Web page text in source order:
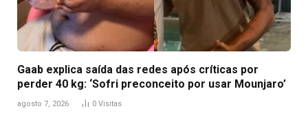
Gaab explica saída das redes após críticas por
perder 40 kg: ‘Sofri preconceito por usar Mounjaro’
agosto 7, 2026 0 Visitas